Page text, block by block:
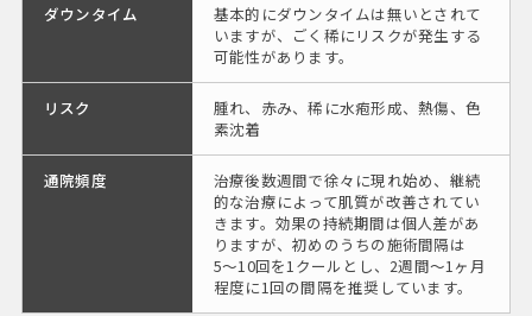
ダウンタイム
基本的にダウンタイムは無いとされて
いますが、ごく稀にリスクが発生する
可能性があります。
リスク
腫れ、赤み、稀に水疱形成、熱傷、色
素沈着
通院頻度
治療後数週間で徐々に現れ始め、継続
的な治療によって肌質が改善されてい
きます。効果の持続期間は個人差があ
りますが、初めのうちの施術間隔は
5〜10回を1クールとし、2週間〜1ヶ月
程度に1回の間隔を推奨しています。